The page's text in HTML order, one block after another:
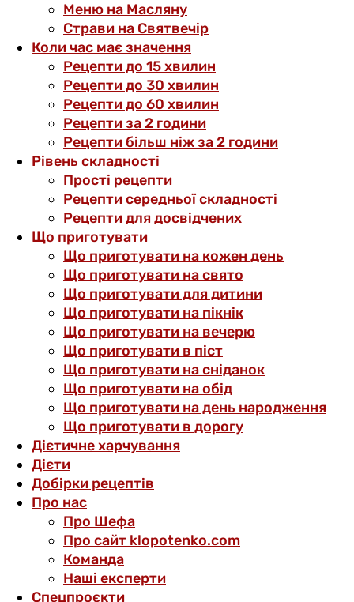
Меню на Масляну
Страви на Святвечір
Коли час має значення
Рецепти до 15 хвилин
Рецепти до 30 хвилин
Рецепти до 60 хвилин
Рецепти за 2 години
Рецепти більш ніж за 2 години
Рівень складності
Прості рецепти
Рецепти середньої складності
Рецепти для досвідчених
Що приготувати
Що приготувати на кожен день
Що приготувати на свято
Що приготувати для дитини
Що приготувати на пікнік
Що приготувати на вечерю
Що приготувати в піст
Що приготувати на сніданок
Що приготувати на обід
Що приготувати на день народження
Що приготувати в дорогу
Дієтичне харчування
Дієти
Добірки рецептів
Про нас
Про Шефа
Про сайт klopotenko.com
Команда
Наші експерти
Спецпроєкти